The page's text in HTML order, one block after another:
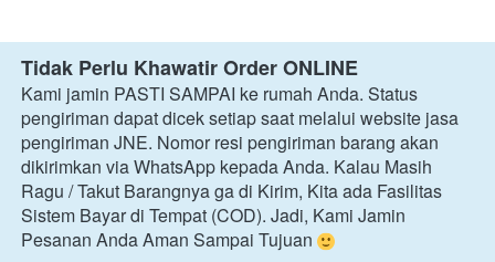
Tidak Perlu Khawatir Order ONLINE
Kami jamin PASTI SAMPAI ke rumah Anda. Status
pengiriman dapat dicek setiap saat melalui website jasa
pengiriman JNE. Nomor resi pengiriman barang akan
dikirimkan via WhatsApp kepada Anda. Kalau Masih
Ragu / Takut Barangnya ga di Kirim, Kita ada Fasilitas
Sistem Bayar di Tempat (COD). Jadi, Kami Jamin
Pesanan Anda Aman Sampai Tujuan